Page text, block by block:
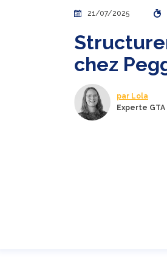
21/07/2025
chez
par Lola
Experte